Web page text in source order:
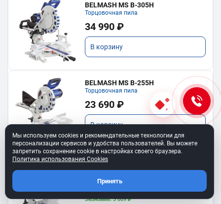
BELMASH MS B-305H
Торцовочная пила
34 990 ₽
В корзину
BELMASH MS B-255H
Торцовочная пила
23 690 ₽
В корзину
BELMASH MS B-255H COMBO
Комплект: пила MS B-255H, диск диск
27 081 ₽
Экономия: 3 009 ₽
Мы используем cookies и рекомендательные технологии для
персонализации сервисов и удобства пользователей. Вы можете
запретить сохранение cookie в настройках своего браузера.
Политика использования Cookies
Принять